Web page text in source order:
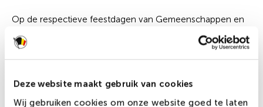
Deze website maakt gebruik van cookies
Wij gebruiken cookies om onze website goed te laten
Op de respectieve feestdagen van Gemeenschappen en
Gewesten worden hun eigen vlaggen gehesen. Een
decreet van het Vlaams Parlement schakelt de
leeuwenvlag op voet van gelijkheid met de Belgische en
11 juli, het feest van de Vlaamse Gemeenschap – de
leeuwenvlag ook op de volgende dagen gehesen moet